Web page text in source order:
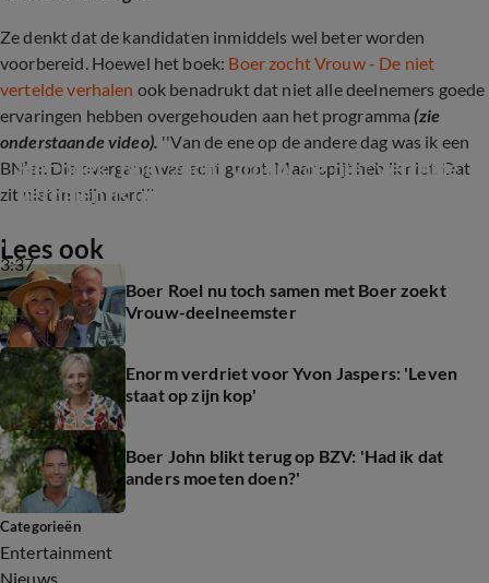
Ze denkt dat de kandidaten inmiddels wel beter worden
voorbereid. Hoewel het boek: Boer zocht Vrouw - De niet
vertelde verhalen ook benadrukt dat niet alle deelnemers goede
ervaringen hebben overgehouden aan het programma(zie
onderstaande video). ''Van de ene op de andere dag was ik een
BN’er. Die overgang was echt groot. Maar spijt heb ik niet. Dat
zit niet in mijn aard.''
3:37
Het boek 'Boer zocht Vrouw, de niet vertelde
verhalen' is uit
Lees ook
Boer Roel nu toch samen met Boer zoekt
Vrouw-deelneemster
Enorm verdriet voor Yvon Jaspers: 'Leven
staat op zijn kop'
Boer John blikt terug op BZV: 'Had ik dat
anders moeten doen?'
Categorieën
Entertainment
Nieuws